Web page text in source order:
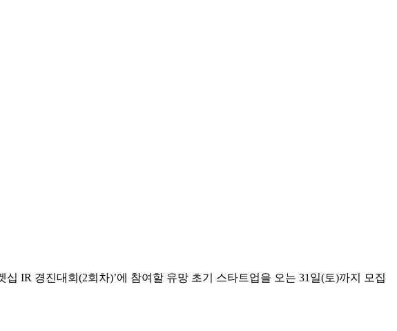
IR 경진대회(2회차)’에 참여할 유망 초기 스타트업을 오는 31일(토)까지 모집